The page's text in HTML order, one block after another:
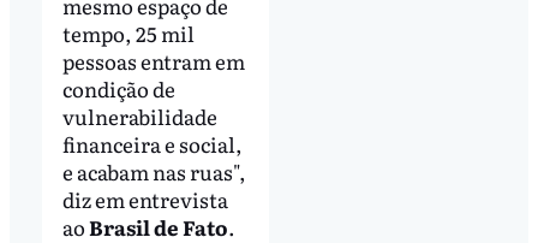
tempo, 25 mil
pessoas entram em
condição de
vulnerabilidade
financeira e social,
e acabam nas ruas",
diz em entrevista
aoBrasil de Fato.